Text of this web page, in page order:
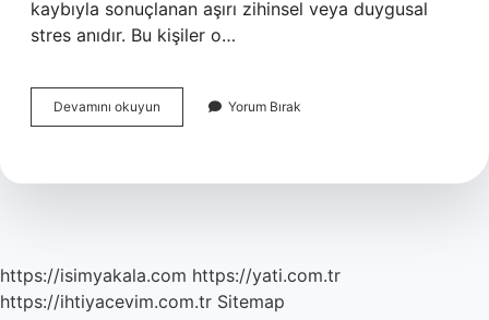
kaybıyla sonuçlanan aşırı zihinsel veya duygusal
stres anıdır. Bu kişiler o…
Devamını okuyun
Sinirlenmek
Gelir
Yorum Bırak
https://isimyakala.com https://yati.com.tr
https://ihtiyacevim.com.tr Sitemap